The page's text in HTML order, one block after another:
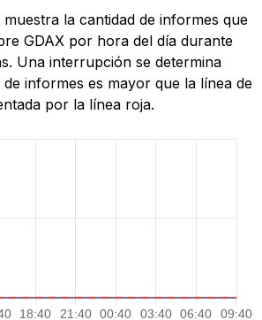
la cantidad de informes que
GDAX por hora del día durante
Una interrupción se determina
informes es mayor que la línea de
por la línea roja.